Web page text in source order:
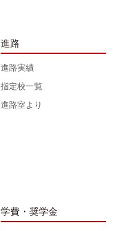
進路
進路実績
指定校一覧
進路室より
学費・奨学金